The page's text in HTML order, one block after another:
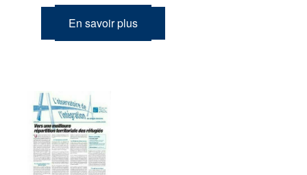
En savoir plus